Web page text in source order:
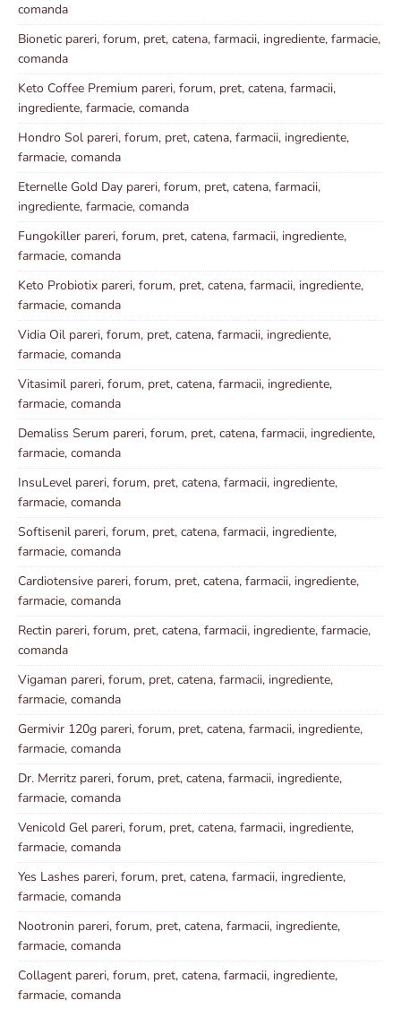
comanda
Bionetic pareri, forum, pret, catena, farmacii, ingrediente, farmacie,
comanda
Keto Coffee Premium pareri, forum, pret, catena, farmacii,
ingrediente, farmacie, comanda
Hondro Sol pareri, forum, pret, catena, farmacii, ingrediente,
farmacie, comanda
Eternelle Gold Day pareri, forum, pret, catena, farmacii,
ingrediente, farmacie, comanda
Fungokiller pareri, forum, pret, catena, farmacii, ingrediente,
farmacie, comanda
Keto Probiotix pareri, forum, pret, catena, farmacii, ingrediente,
farmacie, comanda
Vidia Oil pareri, forum, pret, catena, farmacii, ingrediente,
farmacie, comanda
Vitasimil pareri, forum, pret, catena, farmacii, ingrediente,
farmacie, comanda
Demaliss Serum pareri, forum, pret, catena, farmacii, ingrediente,
farmacie, comanda
InsuLevel pareri, forum, pret, catena, farmacii, ingrediente,
farmacie, comanda
Softisenil pareri, forum, pret, catena, farmacii, ingrediente,
farmacie, comanda
Cardiotensive pareri, forum, pret, catena, farmacii, ingrediente,
farmacie, comanda
Rectin pareri, forum, pret, catena, farmacii, ingrediente, farmacie,
comanda
Vigaman pareri, forum, pret, catena, farmacii, ingrediente,
farmacie, comanda
Germivir 120g pareri, forum, pret, catena, farmacii, ingrediente,
farmacie, comanda
Dr. Merritz pareri, forum, pret, catena, farmacii, ingrediente,
farmacie, comanda
Venicold Gel pareri, forum, pret, catena, farmacii, ingrediente,
farmacie, comanda
Yes Lashes pareri, forum, pret, catena, farmacii, ingrediente,
farmacie, comanda
Nootronin pareri, forum, pret, catena, farmacii, ingrediente,
farmacie, comanda
Collagent pareri, forum, pret, catena, farmacii, ingrediente,
farmacie, comanda